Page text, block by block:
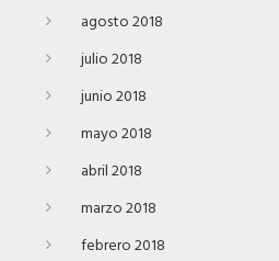
agosto 2018
julio 2018
junio 2018
mayo 2018
abril 2018
marzo 2018
febrero 2018